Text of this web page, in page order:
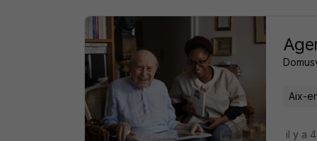
Aix-
il y a